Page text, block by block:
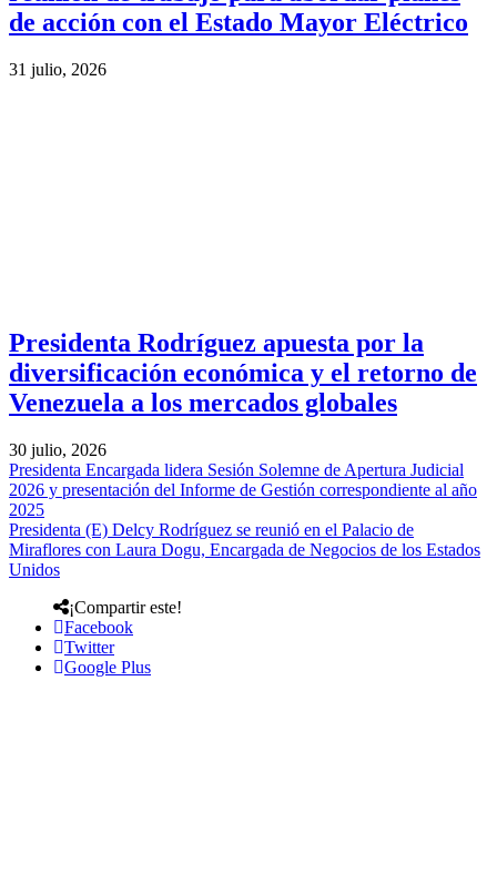
de acción con el Estado Mayor Eléctrico
31 julio, 2026
Presidenta Rodríguez apuesta por la
diversificación económica y el retorno de
Venezuela a los mercados globales
30 julio, 2026
Presidenta Encargada lidera Sesión Solemne de Apertura Judicial
2026 y presentación del Informe de Gestión correspondiente al año
2025
Presidenta (E) Delcy Rodríguez se reunió en el Palacio de
Miraflores con Laura Dogu, Encargada de Negocios de los Estados
Unidos
¡Compartir este!
Facebook
Twitter
Google Plus